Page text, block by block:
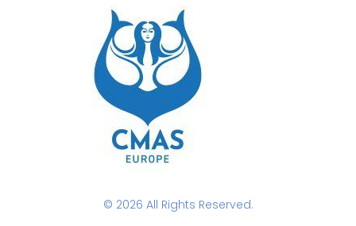
© 2026 All Rights Reserved.